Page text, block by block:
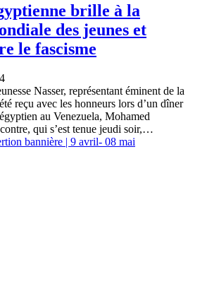
brille à la
des jeunes et
le fascisme
Nasser, représentant éminent de la
reçu avec les honneurs lors d’un dîner
au Venezuela, Mohamed
qui s’est tenue jeudi soir,…